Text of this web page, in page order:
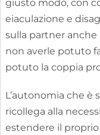
giusto modo, con
eiaculazione e
sulla partner anche
non averle potuto
potuto la coppia
L’autonomia che è
ricollega alla
estendere il